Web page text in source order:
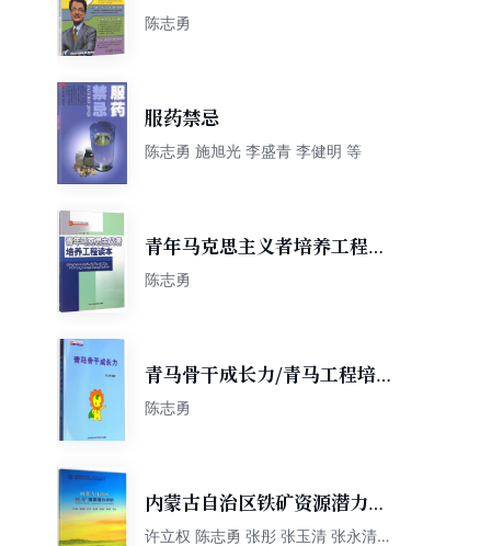
思维沟通课
陈志勇
服药禁忌
陈志勇 施旭光 李盛青 李健明 等
青年马克思主义者培养工程读
本
陈志勇
青马骨干成长力/青马工程培训
书系
陈志勇
内蒙古自治区铁矿资源潜力评
价
许立权 陈志勇 张彤 张玉清 张永清